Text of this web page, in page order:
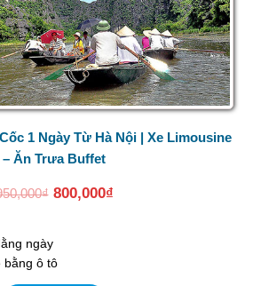
1 Ngày Từ Hà Nội | Xe Limousine
– Ăn Trưa Buffet
₫ 800,000₫
ngày
bằng ô tô